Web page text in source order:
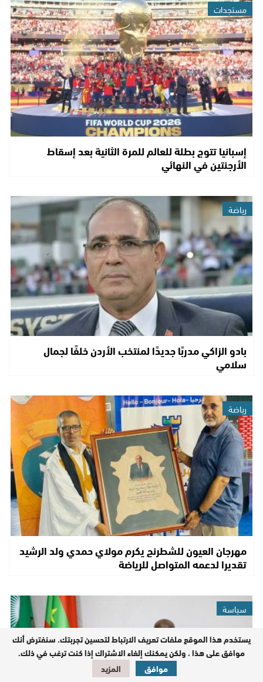
مستجدات
إسبانيا تتوج بطلة للعالم للمرة الثانية بعد إسقاط
الأرجنتين في النهائي
رياضة
بادو الزاكي مدربًا جديدًا لمنتخب الأردن خلفًا لجمال
سلامي
رياضة
مهرجان العيون للشطرنج يكرم مولاي حمدي ولد الرشيد
تقديرا لدعمه المتواصل للرياضة
سياسة
يستخدم هذا الموقع ملفات تعريف الارتباط لتحسين تجربتك. سنفترض أنك
موافق على هذا ، ولكن يمكنك إلغاء الاشتراك إذا كنت ترغب في ذلك.
موافق
المزيد